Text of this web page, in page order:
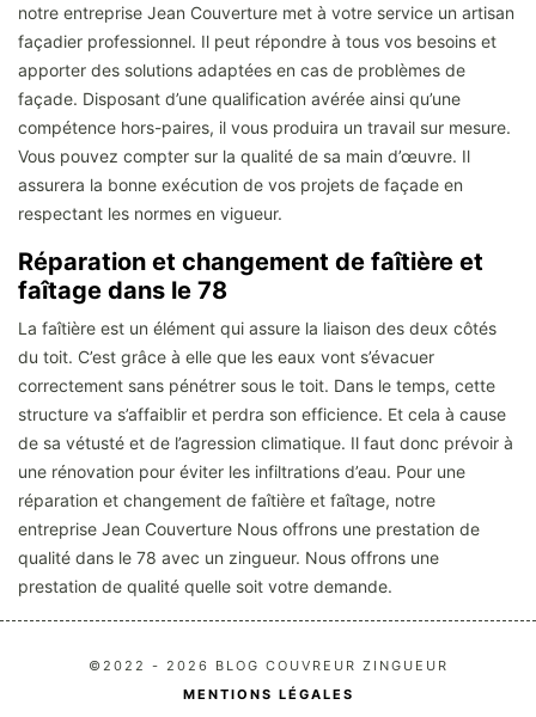
notre entreprise Jean Couverture met à votre service un artisan
façadier professionnel. Il peut répondre à tous vos besoins et
apporter des solutions adaptées en cas de problèmes de
façade. Disposant d’une qualification avérée ainsi qu’une
compétence hors-paires, il vous produira un travail sur mesure.
Vous pouvez compter sur la qualité de sa main d’œuvre. Il
assurera la bonne exécution de vos projets de façade en
respectant les normes en vigueur.
Réparation et changement de faîtière et
faîtage dans le 78
La faîtière est un élément qui assure la liaison des deux côtés
du toit. C’est grâce à elle que les eaux vont s’évacuer
correctement sans pénétrer sous le toit. Dans le temps, cette
structure va s’affaiblir et perdra son efficience. Et cela à cause
de sa vétusté et de l’agression climatique. Il faut donc prévoir à
une rénovation pour éviter les infiltrations d’eau. Pour une
réparation et changement de faîtière et faîtage, notre
entreprise Jean Couverture Nous offrons une prestation de
qualité dans le 78 avec un zingueur. Nous offrons une
prestation de qualité quelle soit votre demande.
©2022 - 2026 BLOG COUVREUR ZINGUEUR
MENTIONS LÉGALES